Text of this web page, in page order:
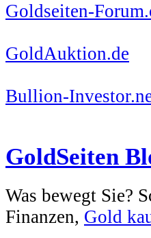
Goldseiten-
GoldAuktion.de
Bullion-
GoldSeiten
Was bewegt Sie?
Finanzen, Gold